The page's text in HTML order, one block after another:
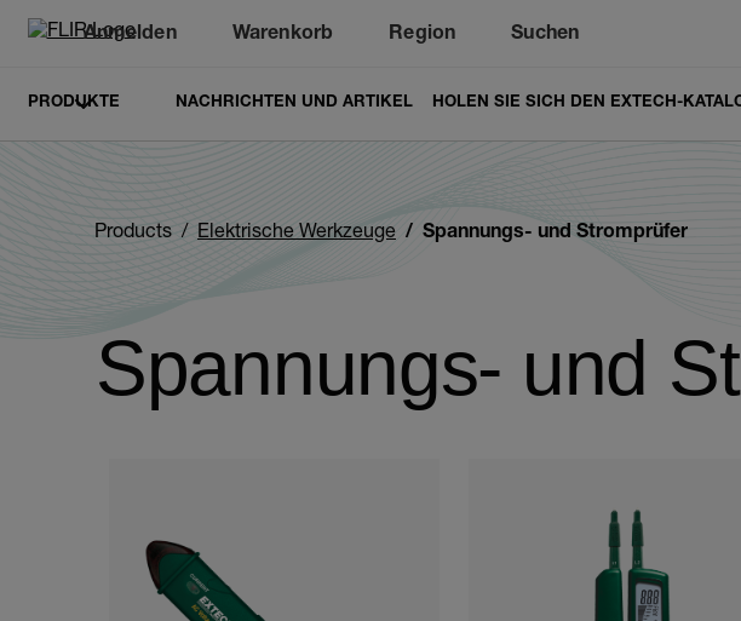
Anmelden
Unread messages
Warenkorb
Region Suchen
PRODUKTE NACHRICHTEN UND ARTIKEL HOLEN SIE SICH DEN EXTECH-
Products Elektrische Werkzeuge Spannungs- und Stromprüfer
Spannungs- und